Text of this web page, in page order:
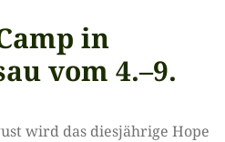
in
vom 4.–9.
wird das diesjährige Hope